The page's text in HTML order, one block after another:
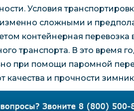
Условия
сложными и
контейнерная перевозка
транспорта. В это время
при помощи паромной
качества и прочности